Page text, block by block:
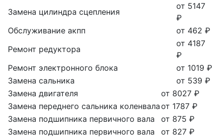
Замена цилиндра сцепления
от 5147
₽
Обслуживание акпп
от 462 ₽
Ремонт редуктора
от 4187
₽
Ремонт электронного блока
от 1019 ₽
Замена сальника
от 539 ₽
Замена двигателя
от 8027 ₽
Замена переднего сальника коленвалаот 1787 ₽
Замена подшипника первичного вала
от 875 ₽
Замена подшипника первичного вала
от 827 ₽